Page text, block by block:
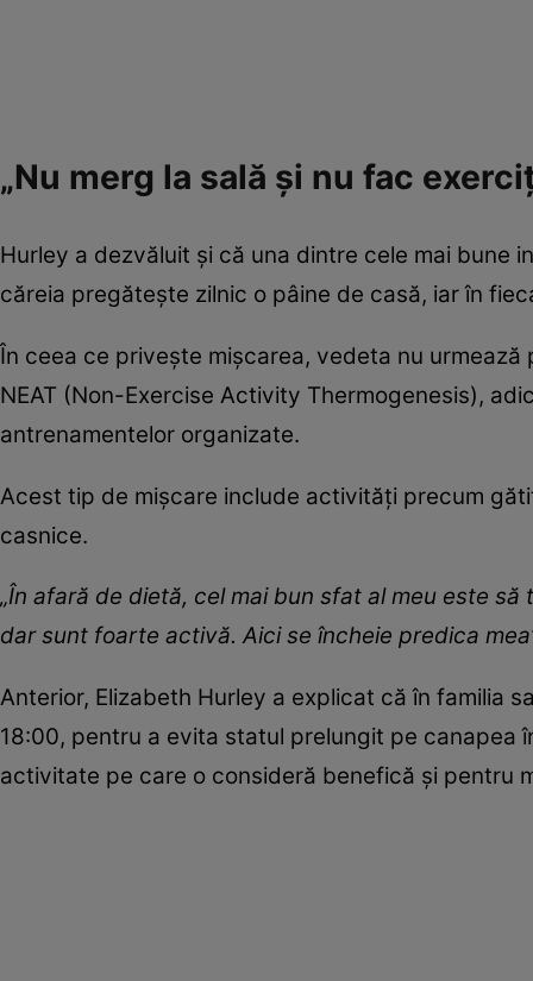
„Nu merg la sală și nu fac
Hurley a dezvăluit și că una dintre cele mai bune
căreia pregătește zilnic o pâine de casă, iar în
În ceea ce privește mișcarea, vedeta nu
NEAT (Non-Exercise Activity Thermogenesis),
antrenamentelor organizate.
Acest tip de mișcare include activități precum
casnice.
„În afară de dietă, cel mai bun sfat al meu este
dar sunt foarte activă. Aici se încheie predica
Anterior, Elizabeth Hurley a explicat că în familia
18:00, pentru a evita statul prelungit pe canapea
activitate pe care o consideră benefică și pentru